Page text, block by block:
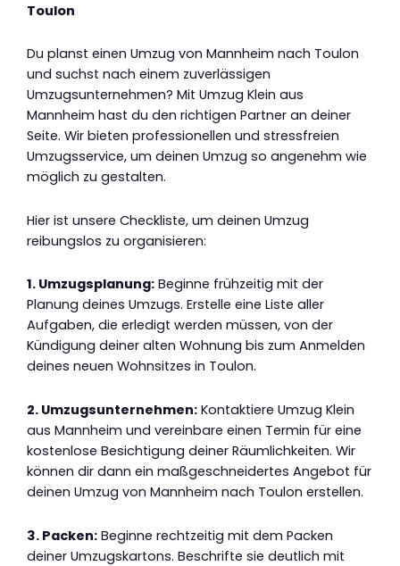
Toulon
Du planst einen Umzug von Mannheim nach Toulon
und suchst nach einem zuverlässigen
Umzugsunternehmen? Mit Umzug Klein aus
Mannheim hast du den richtigen Partner an deiner
Seite. Wir bieten professionellen und stressfreien
Umzugsservice, um deinen Umzug so angenehm wie
möglich zu gestalten.
Hier ist unsere Checkliste, um deinen Umzug
reibungslos zu organisieren:
1. Umzugsplanung: Beginne frühzeitig mit der
Planung deines Umzugs. Erstelle eine Liste aller
Aufgaben, die erledigt werden müssen, von der
Kündigung deiner alten Wohnung bis zum Anmelden
deines neuen Wohnsitzes in Toulon.
2. Umzugsunternehmen: Kontaktiere Umzug Klein
aus Mannheim und vereinbare einen Termin für eine
kostenlose Besichtigung deiner Räumlichkeiten. Wir
können dir dann ein maßgeschneidertes Angebot für
deinen Umzug von Mannheim nach Toulon erstellen.
3. Packen: Beginne rechtzeitig mit dem Packen
deiner Umzugskartons. Beschrifte sie deutlich mit